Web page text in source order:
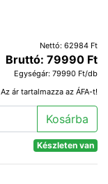
Nettó: 62984 Ft
Bruttó: 79990 Ft
Egységár: 79990 Ft/db
Az ár tartalmazza az ÁFA-t!
Kosárba
Készleten van